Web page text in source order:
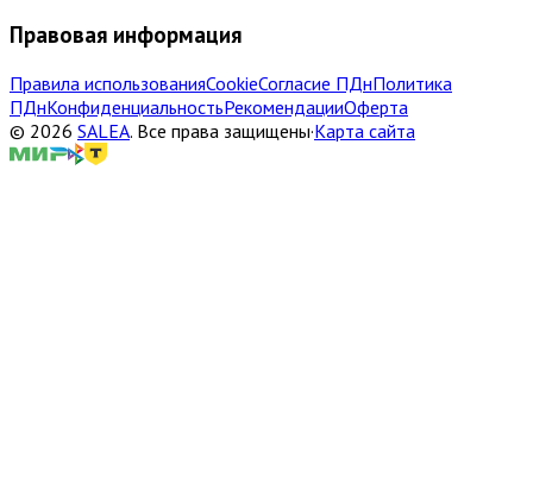
Правовая информация
Правила использованияCookieСогласие ПДнПолитика
ПДнКонфиденциальностьРекомендацииОферта
© 2026 SALEA. Все права защищены·Карта сайта